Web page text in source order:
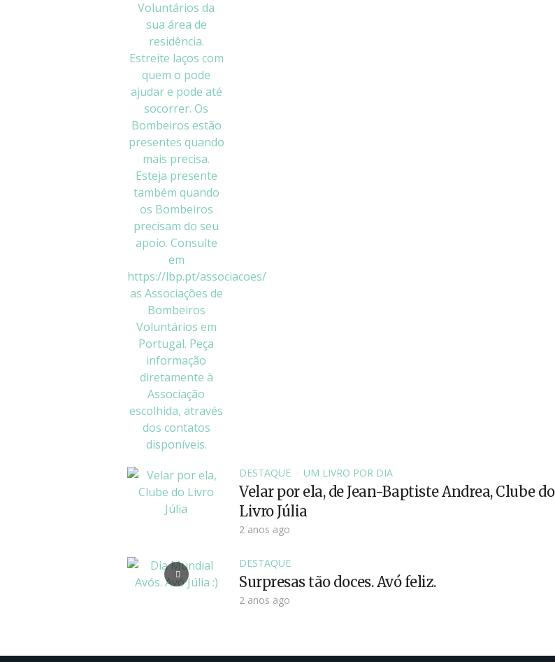
DESTAQUE UM LIVRO POR DIA
Velar por ela, de Jean-Baptiste Andrea, Clube do
Livro Júlia
2 anos ago
DESTAQUE
Surpresas tão doces. Avó feliz.
2 anos ago